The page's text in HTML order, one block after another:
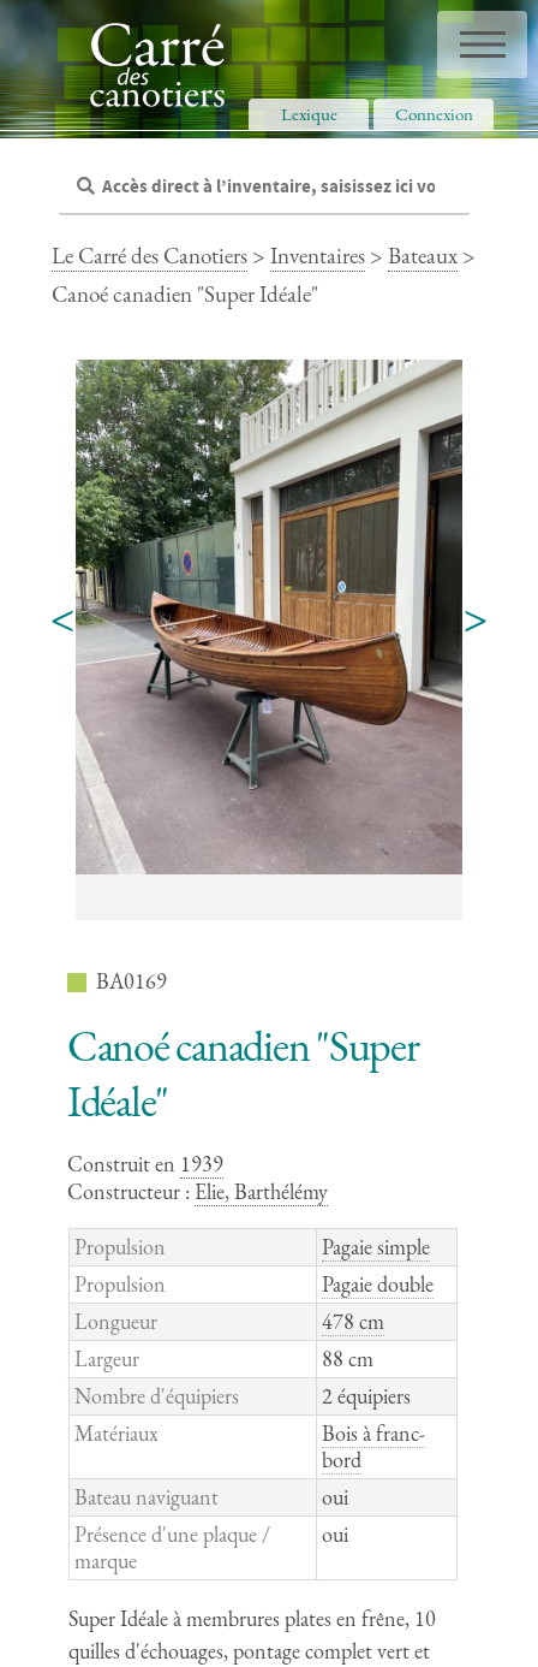
Panneau de gestion des cookies
Lexique Connexion
Le Carré des Canotiers >Inventaires >Bateaux >
Canoé canadien "Super Idéale"
< >
BA0169
Canoé canadien "Super
Idéale"
Construit en 1939
Constructeur : Elie, Barthélémy
Propulsion
Pagaie simple
Propulsion
Pagaie double
Longueur
478 cm
Largeur
88 cm
Nombre d'équipiers
2 équipiers
Matériaux
Bois à franc-
bord
Bateau naviguant
oui
Présence d'une plaque /
marque
oui
Super Idéale à membrures plates en frêne, 10
quilles d'échouages, pontage complet vert et